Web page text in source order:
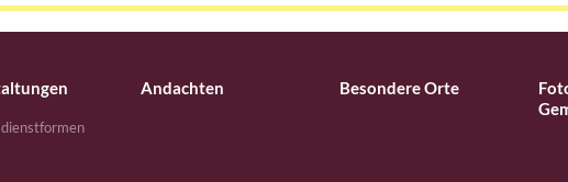
Andachten Besondere Orte